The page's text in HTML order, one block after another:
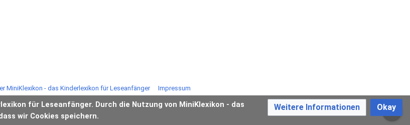
für Leseanfänger. Durch die Nutzung von MiniKlexikon - das
wir Cookies speichern.
Weitere Informationen Okay
MiniKlexikon - das Kinderlexikon für Leseanfänger Impressum